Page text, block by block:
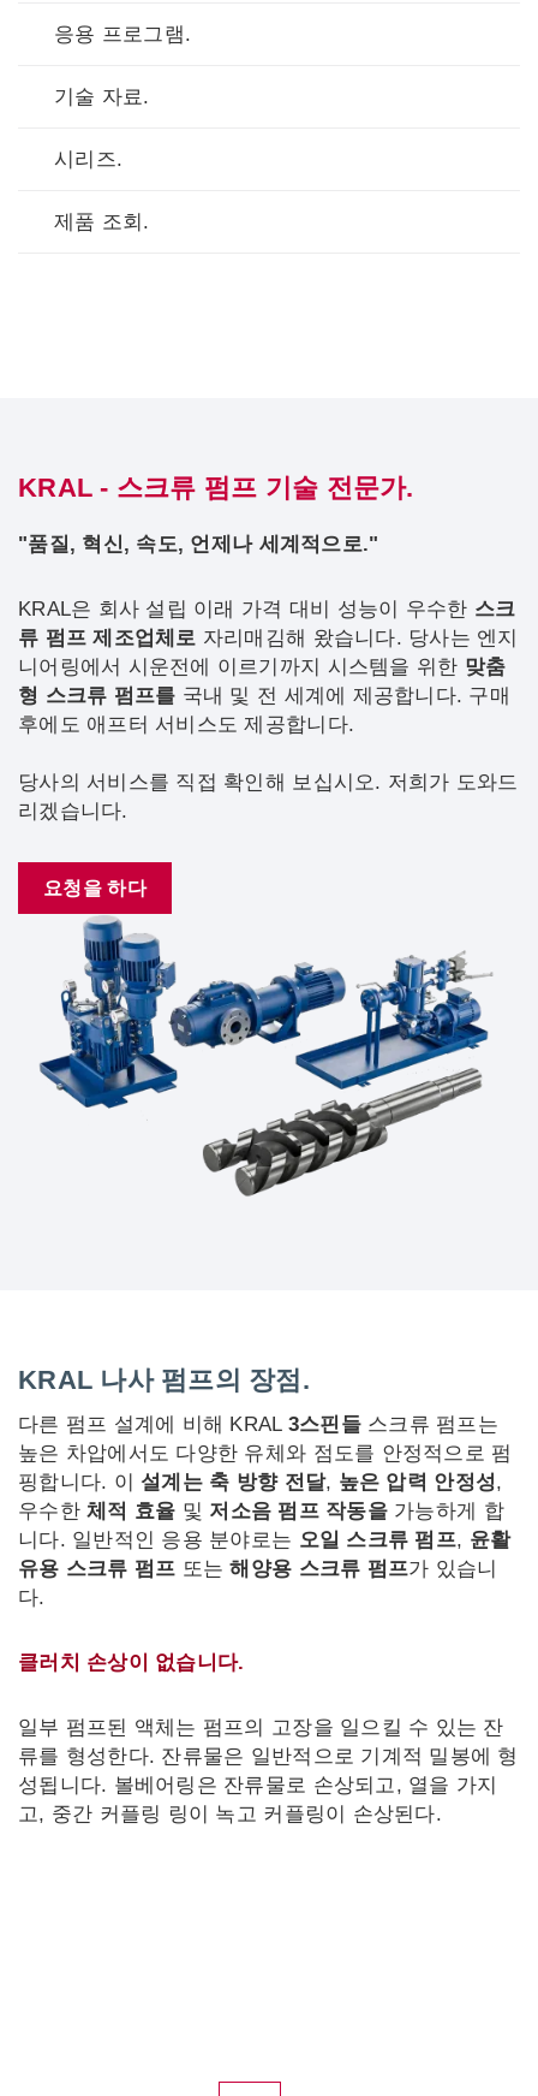
응용 프로그램.
기술 자료.
시리즈.
제품 조회.
KRAL - 스크류 펌프 기술 전문가.
"품질, 혁신, 속도, 언제나 세계적으로."
KRAL은 회사 설립 이래 가격 대비 성능이 우수한 스크
류 펌프 제조업체로 자리매김해 왔습니다. 당사는 엔지
니어링에서 시운전에 이르기까지 시스템을 위한 맞춤
형 스크류 펌프를 국내 및 전 세계에 제공합니다. 구매
후에도 애프터 서비스도 제공합니다.
당사의 서비스를 직접 확인해 보십시오. 저희가 도와드
리겠습니다.
요청을 하다
KRAL 나사 펌프의 장점.
다른 펌프 설계에 비해 KRAL 3스핀들스크류 펌프는
높은 차압에서도 다양한 유체와 점도를 안정적으로 펌
핑합니다. 이 설계는 축 방향 전달, 높은 압력 안정성,
우수한체적 효율 및 저소음 펌프 작동을가능하게 합
니다. 일반적인 응용 분야로는 오일 스크류 펌프, 윤활
유용 스크류 펌프 또는해양용 스크류 펌프가 있습니
다.
클러치 손상이 없습니다.
일부 펌프된 액체는 펌프의 고장을 일으킬 수 있는 잔
류를 형성한다. 잔류물은 일반적으로 기계적 밀봉에 형
성됩니다. 볼베어링은 잔류물로 손상되고, 열을 가지
고, 중간 커플링 링이 녹고 커플링이 손상된다.